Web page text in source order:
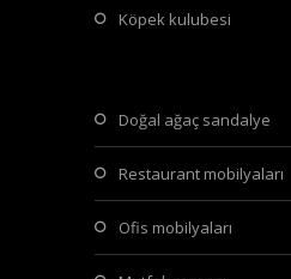
köpek kulubesi
doğal ağaç sandalye
restaurant mobilyaları
ofis mobilyaları